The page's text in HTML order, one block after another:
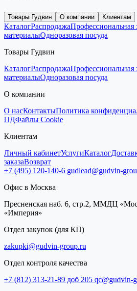
Товары Гудвин О компании Клиентам
КаталогРаспродажаПрофессиональная
материалыОдноразовая посуда
Товары Гудвин
КаталогРаспродажаПрофессиональная
материалыОдноразовая посуда
О компании
О насКонтактыПолитика
ПДФайлы Cookie
Клиентам
Личный кабинетУслугиКаталог
заказаВозврат
+7 (495) 120-140-6 gudlead@gudvin-
Офис в Москва
Пресненская наб. 6, стр.2, ММДЦ
«Империя»
Отдел закупок (для КП)
zakupki@gudvin-group.ru
Отдел контроля качества
+7 (812) 313-21-89 доб 205 qc@gudvin-